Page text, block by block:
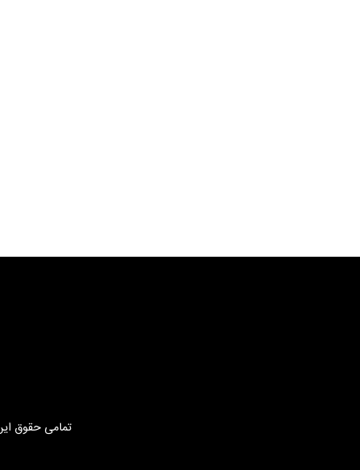
تمامی حقوق